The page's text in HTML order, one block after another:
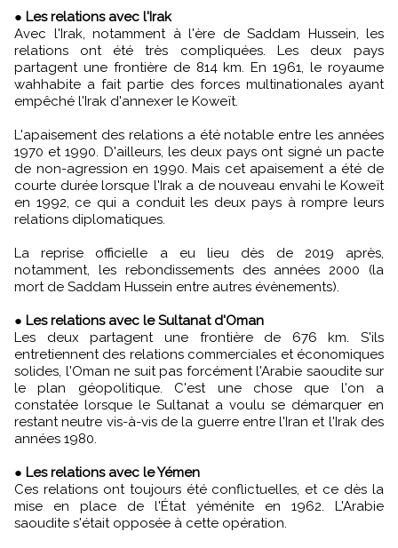
● Les relations avec l'Irak
Avec l'Irak, notamment à l'ère de Saddam Hussein, les
relations ont été très compliquées. Les deux pays
partagent une frontière de 814 km. En 1961, le royaume
wahhabite a fait partie des forces multinationales ayant
empêché l'Irak d'annexer le Koweït.
L'apaisement des relations a été notable entre les années
1970 et 1990. D'ailleurs, les deux pays ont signé un pacte
de non-agression en 1990. Mais cet apaisement a été de
courte durée lorsque l'Irak a de nouveau envahi le Koweït
en 1992, ce qui a conduit les deux pays à rompre leurs
relations diplomatiques.
La reprise officielle a eu lieu dès de 2019 après,
notamment, les rebondissements des années 2000 (la
mort de Saddam Hussein entre autres évènements).
● Les relations avec le Sultanat d'Oman
Les deux partagent une frontière de 676 km. S'ils
entretiennent des relations commerciales et économiques
solides, l'Oman ne suit pas forcément l'Arabie saoudite sur
le plan géopolitique. C'est une chose que l'on a
constatée lorsque le Sultanat a voulu se démarquer en
restant neutre vis-à-vis de la guerre entre l'Iran et l'Irak des
années 1980.
● Les relations avec le Yémen
Ces relations ont toujours été conflictuelles, et ce dès la
mise en place de l'État yéménite en 1962. L'Arabie
saoudite s'était opposée à cette opération.